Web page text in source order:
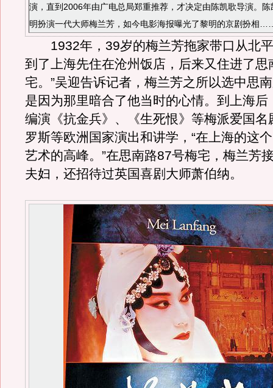
演，直到2006年由广电总局郑重推荐，才决定由陈凯歌导演。
明扮演一代大师梅兰芳，如今电影海报曝光了黎明的京剧扮相
1932年，39岁的梅兰芳拖家带口从北平
到了上海先住在沧州饭店，后来又住进了思
宅。”吴迎告诉记者，梅兰芳之所以选中思
是因为那里暗合了他当时的心情。到上海后
编演《抗金兵》、《生死恨》等梅派爱国名
罗斯等欧洲国家演出和讲学，“在上海的这
艺术的高峰。”在思南路87号梅宅，梅兰芳
夫妇，还招待过英国喜剧大师萧伯纳。